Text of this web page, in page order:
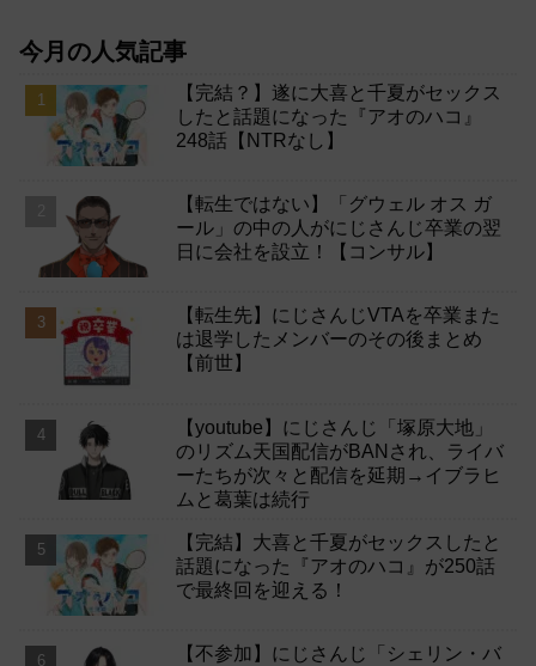
今月の人気記事
【完結？】遂に大喜と千夏がセックス
したと話題になった『アオのハコ』
248話【NTRなし】
【転生ではない】「グウェル オス ガ
ール」の中の人がにじさんじ卒業の翌
日に会社を設立！【コンサル】
【転生先】にじさんじVTAを卒業また
は退学したメンバーのその後まとめ
【前世】
【youtube】にじさんじ「塚原大地」
のリズム天国配信がBANされ、ライバ
ーたちが次々と配信を延期→イブラヒ
ムと葛葉は続行
【完結】大喜と千夏がセックスしたと
話題になった『アオのハコ』が250話
で最終回を迎える！
【不参加】にじさんじ「シェリン・バ